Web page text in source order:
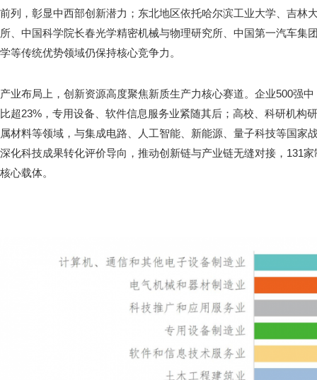
前列，彰显中西部创新潜力；东北地区依托哈尔滨工业大学、吉林
所、中国科学院长春光学精密机械与物理研究所、中国第一汽车集
学等传统优势领域仍保持核心竞争力。
产业布局上，创新资源高度聚焦新质生产力核心赛道。企业500强
比超23%，专用设备、软件信息服务业紧随其后；高校、科研机构
属材料等领域，与集成电路、人工智能、新能源、量子科技等国家
深化科技成果转化评价导向，推动创新链与产业链无缝对接，131
核心载体。